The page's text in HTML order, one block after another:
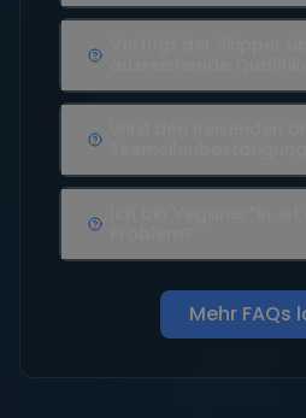
Mehr FAQs